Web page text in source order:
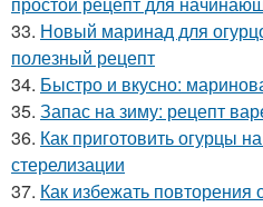
33. Новый маринад для
полезный рецепт
34. Быстро и вкусно:
35. Запас на зиму: рецепт
36. Как приготовить огурцы
стерелизации
37. Как избежать повторения